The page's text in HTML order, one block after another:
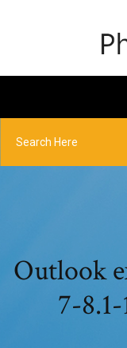
Outlook
7-